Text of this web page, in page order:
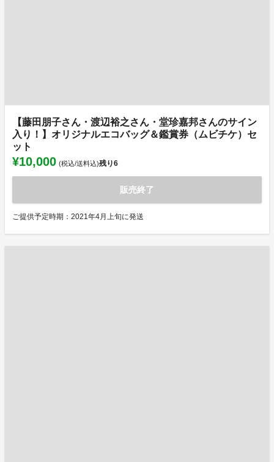
【藤田朋子さん・渡辺裕之さん・堂珍嘉邦さんのサイン
入り！】オリジナルエコバッグ＆鑑賞券（ムビチケ）セ
ット
¥10,000 (税込/送料込)残り6
販売終了
ご提供予定時期：2021年4月上旬に発送